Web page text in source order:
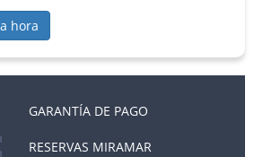
hora
GARANTÍA DE PAGO
RESERVAS MIRAMAR